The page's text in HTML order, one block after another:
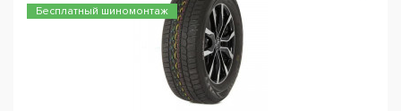
Бесплатный шиномонтаж